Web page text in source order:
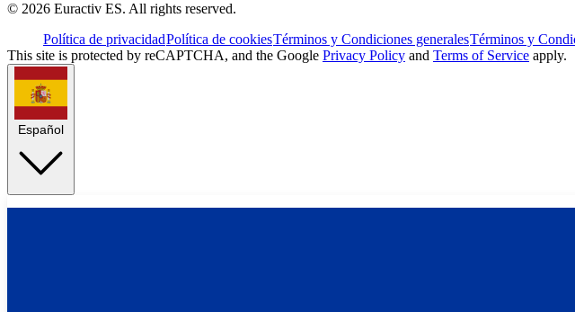
© 2026 Euractiv ES. All rights reserved.
Política de privacidadPolítica de cookiesTérminos y Condiciones generalesTérminos y
This site is protected by reCAPTCHA, and the Google Privacy Policy and Terms of Service apply.
Español